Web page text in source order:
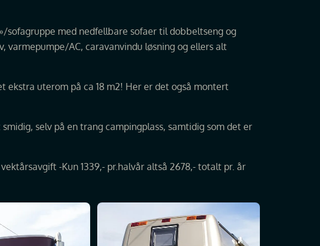
sofagruppe med nedfellbare sofaer til dobbeltseng og
varmepumpe/AC, caravanvindu løsning og ellers alt
ekstra uterom på ca 18 m2! Her er det også montert
selv på en trang campingplass, samtidig som det er
-Kun 1339,- pr.halvår altså 2678,- totalt pr. år